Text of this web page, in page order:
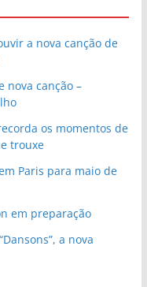
a nova canção de
nova canção –
os momentos de
trouxe
Paris para maio de
em preparação
a nova